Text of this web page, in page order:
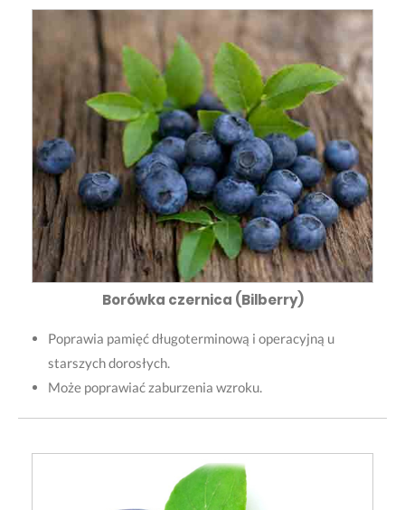
Borówka czernica (Bilberry)
Poprawia pamięć długoterminową i operacyjną u
starszych dorosłych.
Może poprawiać zaburzenia wzroku.